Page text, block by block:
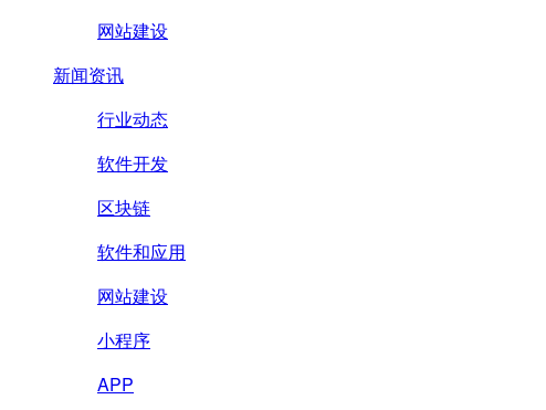
网站建设
新闻资讯
行业动态
软件开发
区块链
软件和应用
网站建设
小程序
APP